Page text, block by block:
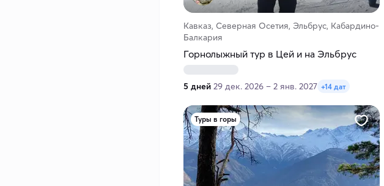
Кавказ, Северная Осетия, Эльбрус, Кабардино-
Балкария
Горнолыжный тур в Цей и на Эльбрус
5 дней 29 дек. 2026 – 2 янв. 2027 +14 дат
Туры в горы